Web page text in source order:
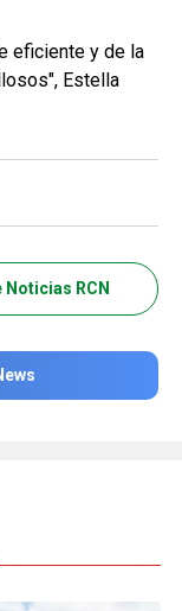
eficiente y de la
Estella
RCN